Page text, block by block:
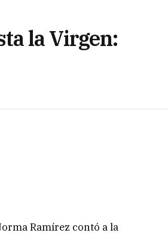
la Virgen:
Ramírez contó a la